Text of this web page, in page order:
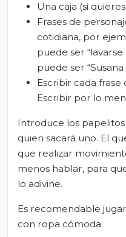
Una caja (si
Frases de
cotidiana, por
puede ser
puede ser “Susana
Escribir cada
Escribir por lo
Introduce los
quien sacará uno. El
que realizar
menos hablar, para
lo adivine.
Es recomendable
con ropa cómoda.